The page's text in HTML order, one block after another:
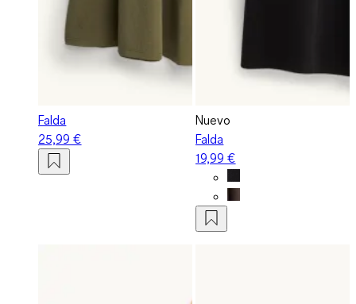
Falda
25,99 €
Nuevo
Falda
19,99 €